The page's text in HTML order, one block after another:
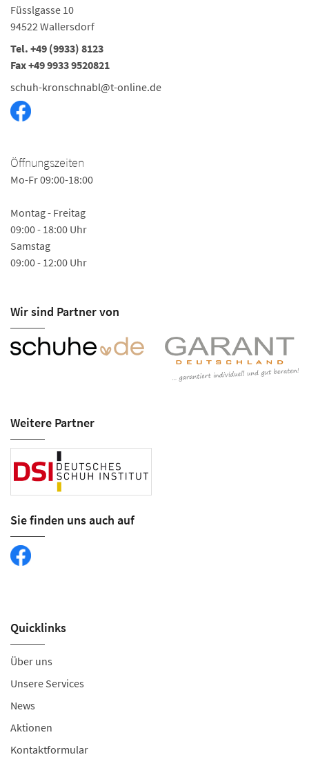
Füsslgasse 10
94522 Wallersdorf
Tel. +49 (9933) 8123
Fax +49 9933 9520821
schuh-kronschnabl@t-online.de
Öffnungszeiten
Mo-Fr 09:00-18:00
Montag - Freitag
09:00 - 18:00 Uhr
Samstag
09:00 - 12:00 Uhr
Wir sind Partner von
Weitere Partner
Sie finden uns auch auf
Quicklinks
Über uns
Unsere Services
News
Aktionen
Kontaktformular